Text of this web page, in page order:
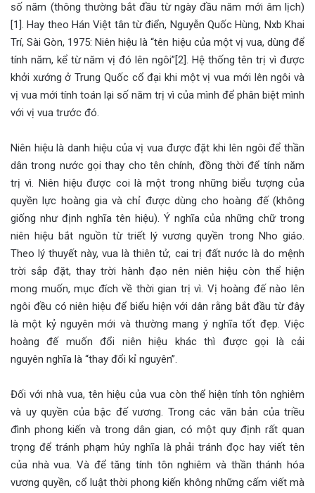
số năm (thông thường bắt đầu từ ngày đầu năm mới âm lịch)
[1]. Hay theo Hán Việt tân từ điển, Nguyễn Quốc Hùng, Nxb Khai
Trí, Sài Gòn, 1975: Niên hiệu là “tên hiệu của một vị vua, dùng để
tính năm, kể từ năm vị đó lên ngôi”[2]. Hệ thống tên trị vì được
khởi xướng ở Trung Quốc cổ đại khi một vị vua mới lên ngôi và
vị vua mới tính toán lại số năm trị vì của mình để phân biệt mình
với vị vua trước đó.
Niên hiệu là danh hiệu của vị vua được đặt khi lên ngôi để thần
dân trong nước gọi thay cho tên chính, đồng thời để tính năm
trị vì. Niên hiệu được coi là một trong những biểu tượng của
quyền lực hoàng gia và chỉ được dùng cho hoàng đế (không
giống như định nghĩa tên hiệu). Ý nghĩa của những chữ trong
niên hiệu bắt nguồn từ triết lý vương quyền trong Nho giáo.
Theo lý thuyết này, vua là thiên tử, cai trị đất nước là do mệnh
trời sắp đặt, thay trời hành đạo nên niên hiệu còn thể hiện
mong muốn, mục đích về thời gian trị vì. Vị hoàng đế nào lên
ngôi đều có niên hiệu để biểu hiện với dân rằng bắt đầu từ đây
là một kỷ nguyên mới và thường mang ý nghĩa tốt đẹp. Việc
hoàng đế muốn đổi niên hiệu khác thì được gọi là cải
nguyên nghĩa là “thay đổi kỉ nguyên”.
Đối với nhà vua, tên hiệu của vua còn thể hiện tính tôn nghiêm
và uy quyền của bậc đế vương. Trong các văn bản của triều
đình phong kiến và trong dân gian, có một quy định rất quan
trọng để tránh phạm húy nghĩa là phải tránh đọc hay viết tên
của nhà vua. Và để tăng tính tôn nghiêm và thần thánh hóa
vương quyền, cổ luật thời phong kiến không những cấm viết mà